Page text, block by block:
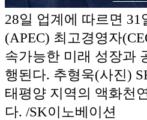
28일 업계에 따르면
(APEC) 최고경영자
속가능한 미래 성장과
행된다. 추형욱(사진)
태평양 지역의 액화천
다. /SK이노베이션